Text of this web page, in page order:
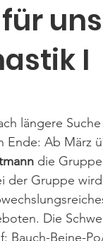
I
längere
Ende: Ab März
die Gruppe
der Gruppe
Die
Bauch-Beine-